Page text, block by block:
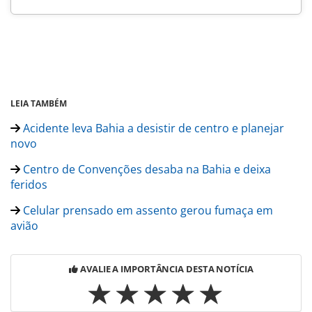
LEIA TAMBÉM
Acidente leva Bahia a desistir de centro e planejar
novo
Centro de Convenções desaba na Bahia e deixa
feridos
Celular prensado em assento gerou fumaça em
avião
AVALIE A IMPORTÂNCIA DESTA NOTÍCIA